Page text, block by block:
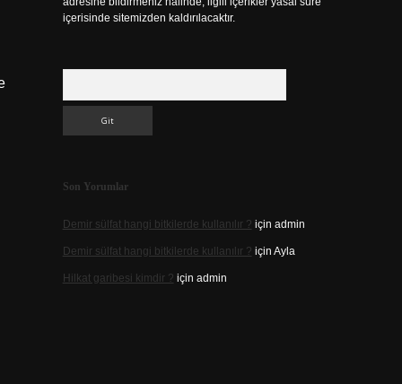
içerisinde sitemizden kaldırılacaktır.
Son Yorumlar
Demir sülfat hangi bitkilerde kullanılır ? için admin
Demir sülfat hangi bitkilerde kullanılır ? için Ayla
Hilkat garibesi kimdir ? için admin